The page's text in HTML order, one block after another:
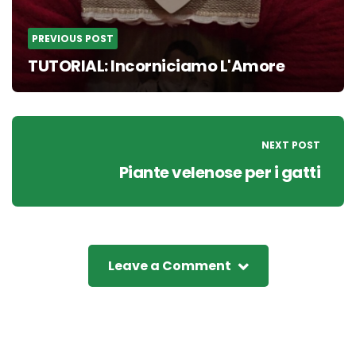
PREVIOUS POST
TUTORIAL: Incorniciamo L'Amore
NEXT POST
Piante velenose per i gatti
Leave a Comment